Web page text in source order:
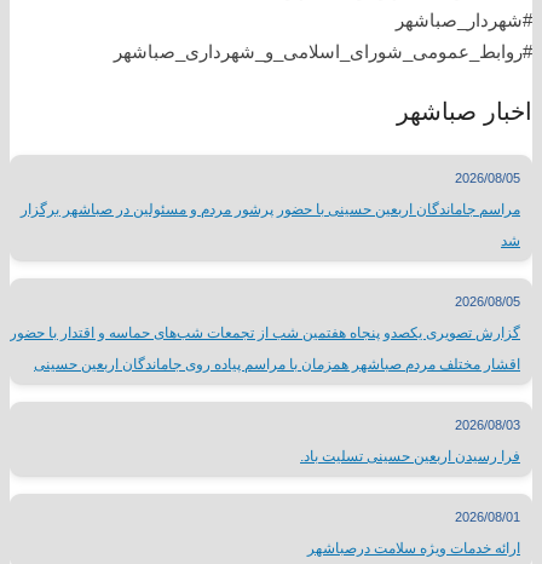
#شهردار_صباشهر
#روابط_عمومی_شورای_اسلامی_و_شهرداری_صباشهر
اخبار صباشهر
2026/08/05
مراسم جاماندگان اربعین حسینی با حضور پرشور مردم و مسئولین در صباشهر برگزار
شد
2026/08/05
گزارش تصویری یکصدو پنجاه هفتمین شب از تجمعات شب‌های حماسه و اقتدار با حضور
اقشار مختلف مردم صباشهر همزمان با مراسم پیاده روی جاماندگان اربعین حسینی
2026/08/03
فرا رسیدن اربعین حسینی تسلیت باد.
2026/08/01
ارائه خدمات ویژه سلامت درصباشهر